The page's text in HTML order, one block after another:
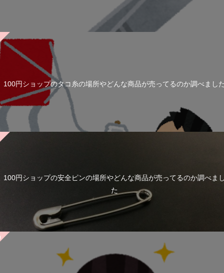
100円ショップのタコ糸の場所やどんな商品が売ってるのか調べまし
100円ショップの安全ピンの場所やどんな商品が売ってるのか調べま
た